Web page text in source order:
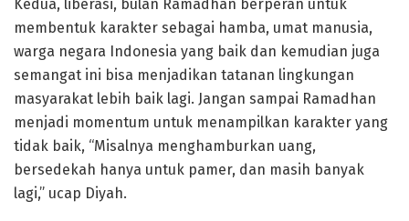
Kedua, liberasi, bulan Ramadhan berperan untuk
membentuk karakter sebagai hamba, umat manusia,
warga negara Indonesia yang baik dan kemudian juga
semangat ini bisa menjadikan tatanan lingkungan
masyarakat lebih baik lagi. Jangan sampai Ramadhan
menjadi momentum untuk menampilkan karakter yang
tidak baik, “Misalnya menghamburkan uang,
bersedekah hanya untuk pamer, dan masih banyak
lagi,” ucap Diyah.